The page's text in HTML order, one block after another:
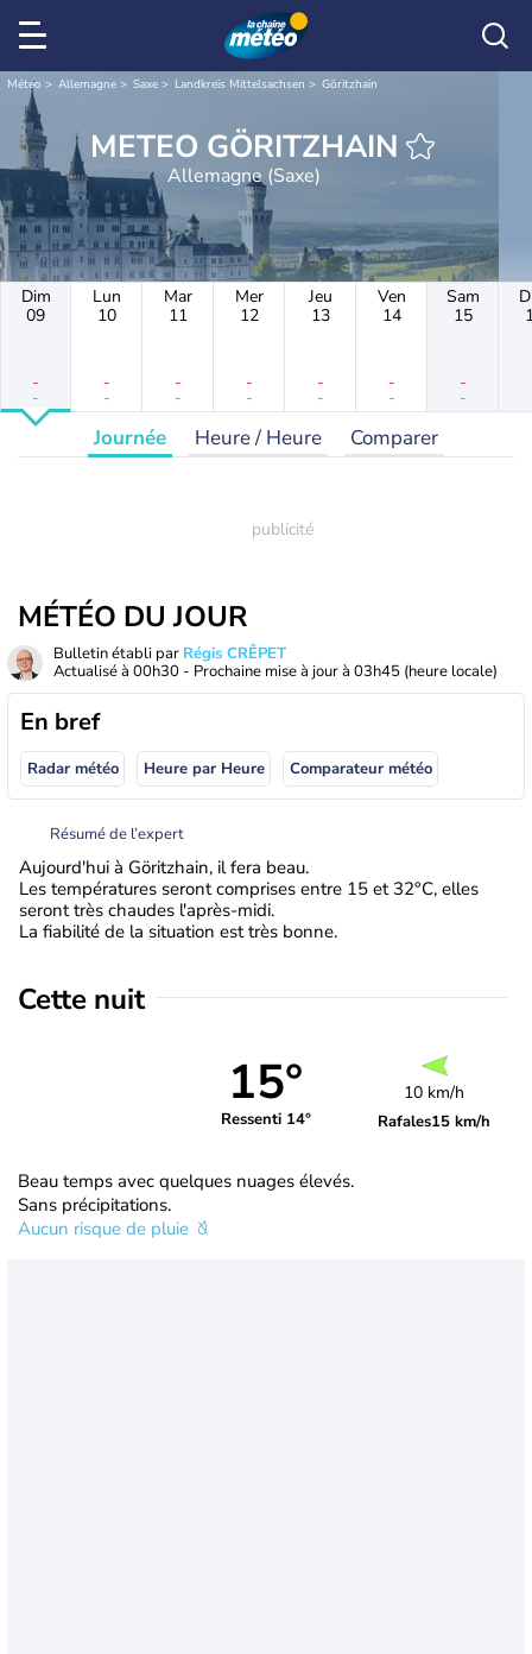
Météo Allemagne Saxe Landkreis Mittelsachsen Göritzhain
METEO GÖRITZHAIN
Allemagne (Saxe)
Dim
09
-
-
Lun
10
-
-
Mar
11
-
-
Mer
12
-
-
Jeu
13
-
-
Ven
14
-
-
Sam
15
-
-
Journée Heure / Heure Comparer
MÉTÉO DU JOUR
Bulletin établi par Régis CRÊPET
Actualisé à 00h30 - Prochaine mise à jour à 03h45 (heure locale)
En bref
Radar météo Heure par Heure Comparateur météo
Résumé de l’expert
Aujourd'hui à Göritzhain, il fera beau.
Les températures seront comprises entre 15 et 32°C, elles
seront très chaudes l'après-midi.
La fiabilité de la situation est très bonne.
Cette nuit
15°
Ressenti 14°
10 km/h
Rafales15 km/h
Beau temps avec quelques nuages élevés.
Sans précipitations.
Aucun risque de pluie